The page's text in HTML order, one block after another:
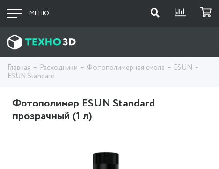
МЕНЮ
Главная Расходники Фотополимерная смола
ESUN
ESUN Standard
Фотополимер ESUN Standard
прозрачный (1 л)